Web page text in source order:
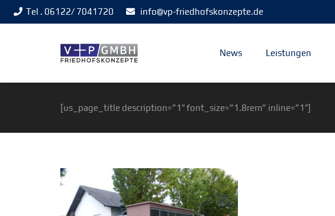
Tel . 06122/ 7041720 info@vp-friedhofskonzepte.de
News Leistungen
[us_page_title description=”1″ font_size=”1.8rem” inline=”1″]